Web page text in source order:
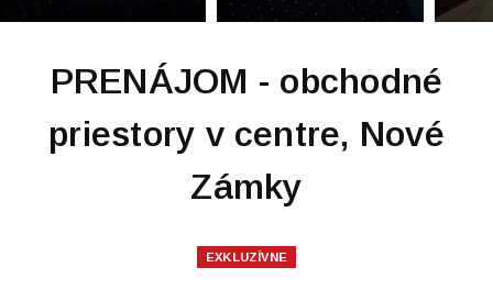
PRENÁJOM - obchodné
priestory v centre, Nové
Zámky
EXKLUZÍVNE